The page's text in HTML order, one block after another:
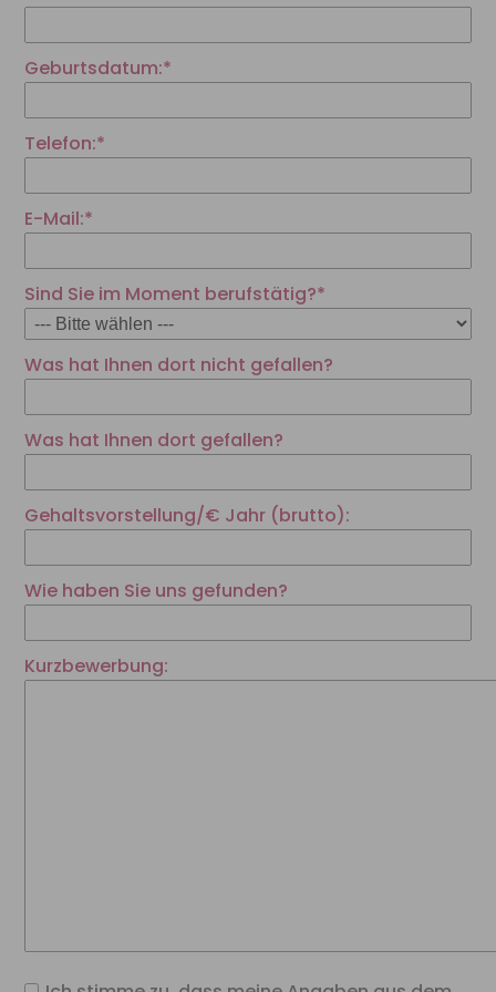
Geburtsdatum:*
Telefon:*
E-Mail:*
Sind Sie im Moment berufstätig?*
Was hat Ihnen dort nicht gefallen?
Was hat Ihnen dort gefallen?
Gehaltsvorstellung/€ Jahr (brutto):
Wie haben Sie uns gefunden?
Kurzbewerbung: